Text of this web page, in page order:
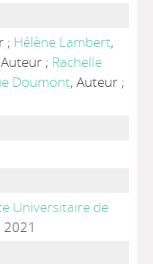
; Hélène Lambert,
; Rachelle
Doumont, Auteur ;
Universitaire de
2021